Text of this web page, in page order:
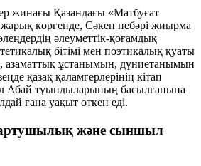
жинағы Қазандағы «Матбуғат
көргенде, Сәкен небәрі жиырма
әлеуметтік-қоғамдық
бітімі мен поэтикалық қуаты
азаматтық ұстанымын, дүниетанымын
қазақ қаламгерлерінің кітап
Абай туындыларының басылғанына
ғана уақыт өткен еді.
және сыншыл